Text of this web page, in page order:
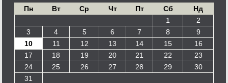
Пн
Вт Ср Чт Пт Сб
Нд
1
2
3
4 5 6 7 8
9
10
11 12 13 14 15
16
17
18 19 20 21 22
23
24
25 26 27 28 29
30
31